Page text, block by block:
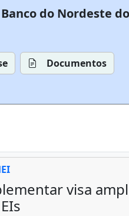
do Nordeste
Documentos
visa